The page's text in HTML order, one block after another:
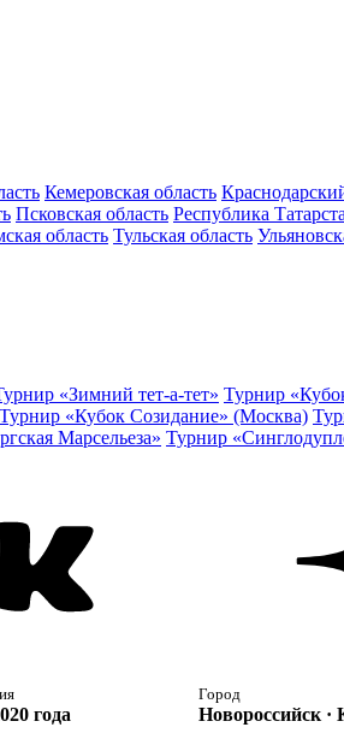
Кемеровская область
Псковская область Республика
область Тульская область
«Зимний тет-а-тет» Турнир
Турнир «Кубок Созидание» (Москва)
Марсельеза» Турнир
года
Город
Новороссийск ·